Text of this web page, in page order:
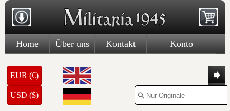
Home Über uns Kontakt Konto
EUR (€)
USD ($)